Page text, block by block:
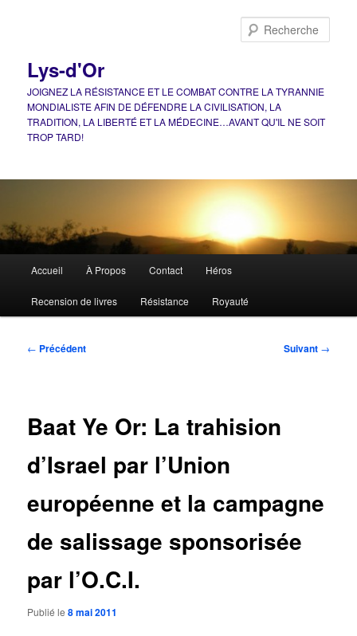
Lys-d'Or
JOIGNEZ LA RÉSISTANCE ET LE COMBAT CONTRE LA TYRANNIE
MONDIALISTE AFIN DE DÉFENDRE LA CIVILISATION, LA
TRADITION, LA LIBERTÉ ET LA MÉDECINE…AVANT QU'IL NE SOIT
TROP TARD!
principal
Accueil À Propos Contact Héros
Recension de livres Résistance Royauté
Navigation
← Précédent Suivant →
Baat Ye Or: La trahision
d’Israel par l’Union
européenne et la campagne
de salissage sponsorisée
par l’O.C.I.
Publié le8 mai 2011